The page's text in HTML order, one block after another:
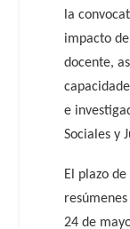
la
impacto
docente,
e
Sociales y
El plazo
24 de